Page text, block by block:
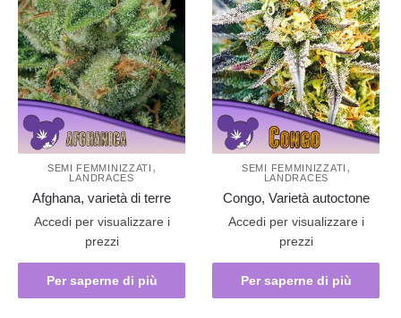
SEMI FEMMINIZZATI ,
LANDRACES
Afghana, varietà di terre
Accedi per visualizzare i
prezzi
Per saperne di più
SEMI FEMMINIZZATI ,
LANDRACES
Congo, Varietà autoctone
Accedi per visualizzare i
prezzi
Per saperne di più